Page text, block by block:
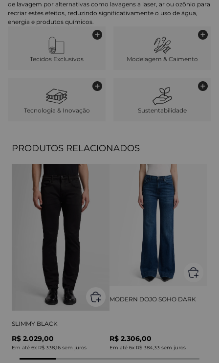
de lavagem por alternativas como lavagens a laser, ar ou ozônio para
recriar estes efeitos, reduzindo significativamente o uso de água,
energia e produtos químicos.
Tecidos Exclusivos Modelagem & Caimento
Tecnologia & Inovação Sustentabilidade
PRODUTOS RELACIONADOS
SLIMMY BLACK
R$ 2.029,00
Em até 6x R$ 338,16 sem juros
MODERN DOJO SOHO DARK
R$ 2.306,00
Em até 6x R$ 384,33 sem juros